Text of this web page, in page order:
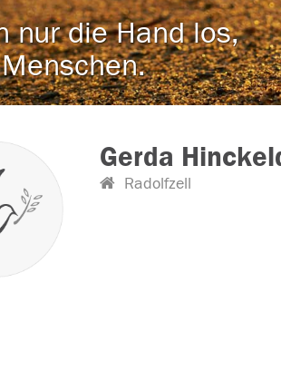
nur die Hand los,
Gerda
Radolfzell